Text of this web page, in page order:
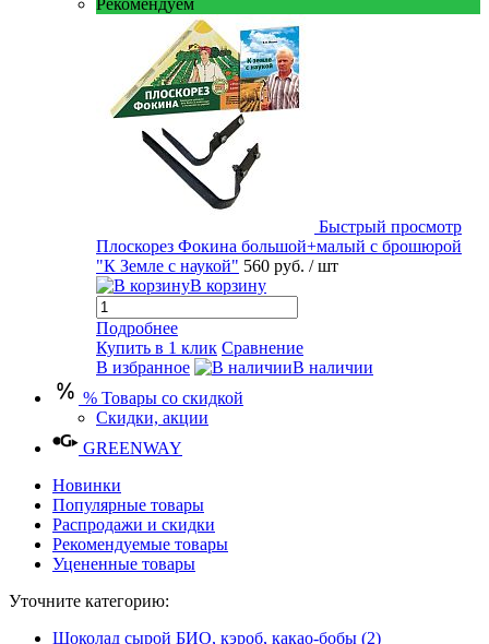
Рекомендуем
Быстрый просмотр
Плоскорез Фокина большой+малый с брошюрой
"К Земле с наукой" 560 руб. / шт
В корзину
Подробнее
Купить в 1 клик Сравнение
В избранное
В наличии
% Товары со скидкой
Скидки, акции
GREENWAY
Новинки
Популярные товары
Распродажи и скидки
Рекомендуемые товары
Уцененные товары
Уточните категорию:
Шоколад сырой БИО, кэроб, какао-бобы (2)